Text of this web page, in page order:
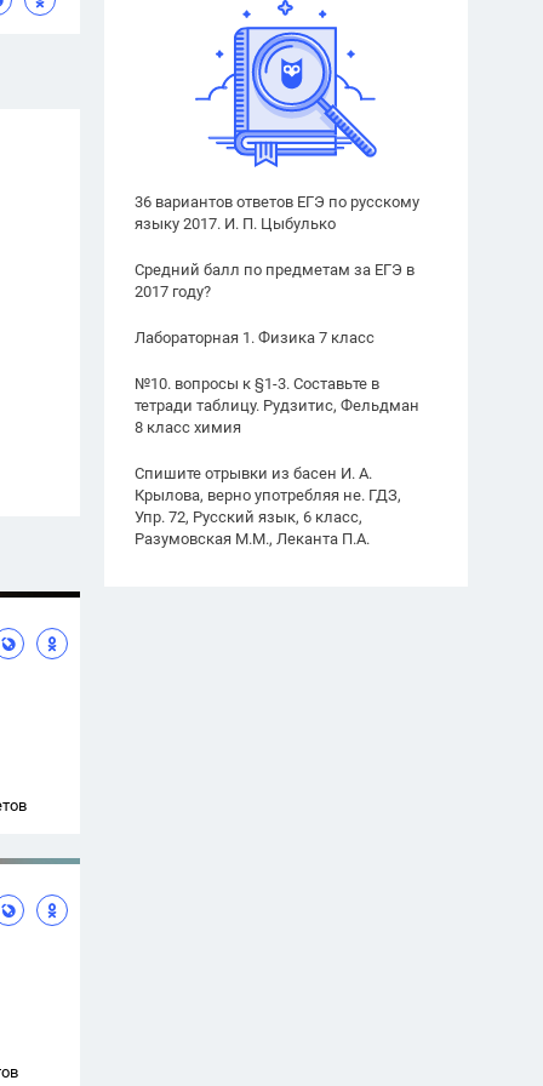
36 вариантов ответов ЕГЭ по русскому
языку 2017. И. П. Цыбулько
Средний балл по предметам за ЕГЭ в
2017 году?
Лабораторная 1. Физика 7 класс
№10. вопросы к §1-3. Составьте в
тетради таблицу. Рудзитис, Фельдман
8 класс химия
Спишите отрывки из басен И. А.
Крылова, верно употребляя не. ГДЗ,
Упр. 72, Русский язык, 6 класс,
Разумовская М.М., Леканта П.А.